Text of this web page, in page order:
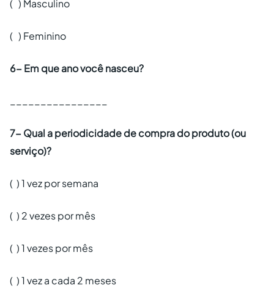
( ) Masculino
( ) Feminino
6- Em que ano você nasceu?
7- Qual a periodicidade de compra do produto (ou
serviço)?
( ) 1 vez por semana
( ) 2 vezes por mês
( ) 1 vezes por mês
( ) 1 vez a cada 2 meses